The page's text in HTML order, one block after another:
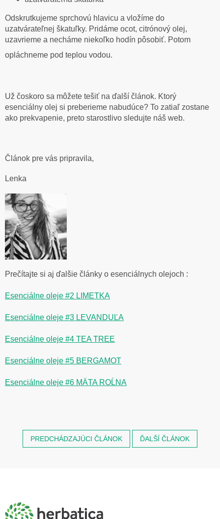
Odskrutkujeme sprchovú hlavicu a vložíme do
uzatvárateľnej škatuľky. Pridáme ocot, citrónový olej,
uzavrieme a necháme niekoľko hodín pôsobiť. Potom
opláchneme pod teplou vodou.
Už čoskoro sa môžete tešiť na ďalší článok. Ktorý
esenciálny olej si preberieme nabudúce? To zatiaľ zostane
ako prekvapenie, preto starostlivo sledujte náš web.
Článok pre vás pripravila,
Lenka
Prečítajte si aj ďalšie články o esenciálnych olejoch :
Esenciálne oleje #2 LIMETKA
Esenciálne oleje #3 LEVANDUĽA
Esenciálne oleje #4 TEA TREE
Esenciálne oleje #5 BERGAMOT
Esenciálne oleje #6 MÄTA ROĹNA
PREDCHÁDZAJÚCI ČLÁNOK ĎALŠÍ ČLÁNOK